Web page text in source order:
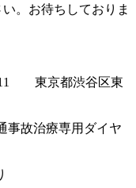
。お待ちしておりま
東京都渋谷区東
事故治療専用ダイヤ